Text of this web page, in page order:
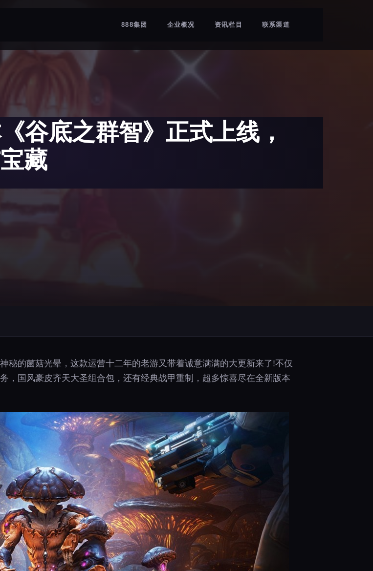
888集团 企业概况 资讯栏目 联系渠道
谷底之群智》正式上线，
藏
秘的菌菇光晕，这款运营十二年的老游又带着诚意满满的大更新来了!不仅
，国风豪皮齐天大圣组合包，还有经典战甲重制，超多惊喜尽在全新版本